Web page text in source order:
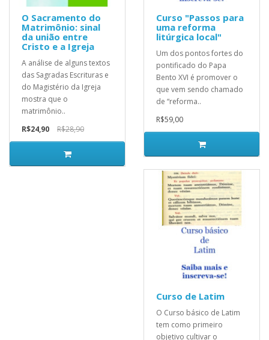
O Sacramento do
Matrimônio: sinal
da união entre
Cristo e a Igreja
A análise de alguns textos
das Sagradas Escrituras e
do Magistério da Igreja
mostra que o
matrimônio..
R$24,90
R$28,90
Curso "Passos para
uma reforma
litúrgica local"
Um dos pontos fortes do
pontificado do Papa
Bento XVI é promover o
que vem sendo chamado
de “reforma..
R$59,00
Curso de Latim
O Curso básico de Latim
tem como primeiro
objetivo cultivar o